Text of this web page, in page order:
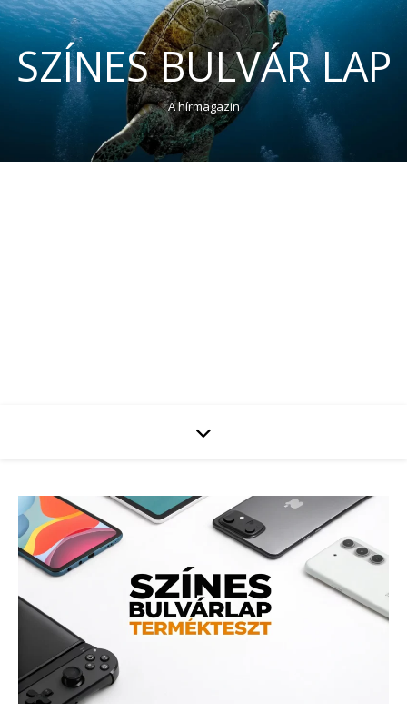
SZÍNES BULVÁR LAP
A hírmagazin